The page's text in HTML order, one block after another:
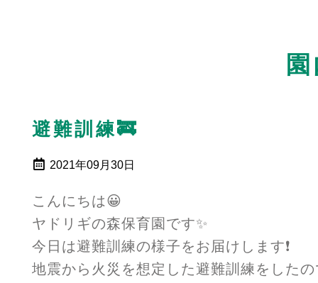
避難訓練🚒
2021年09月30日
こんにちは😀
ヤドリギの森保育園です✨
今日は避難訓練の様子をお届けします❗
地震から火災を想定した避難訓練をした